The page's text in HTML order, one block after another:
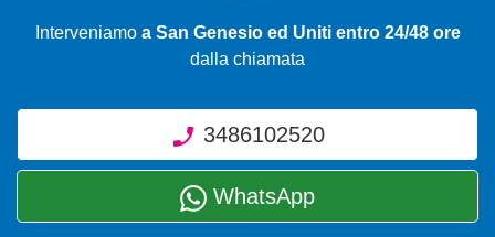
Interveniamo a San Genesio ed Uniti entro 24/48 ore
dalla chiamata
3486102520
WhatsApp